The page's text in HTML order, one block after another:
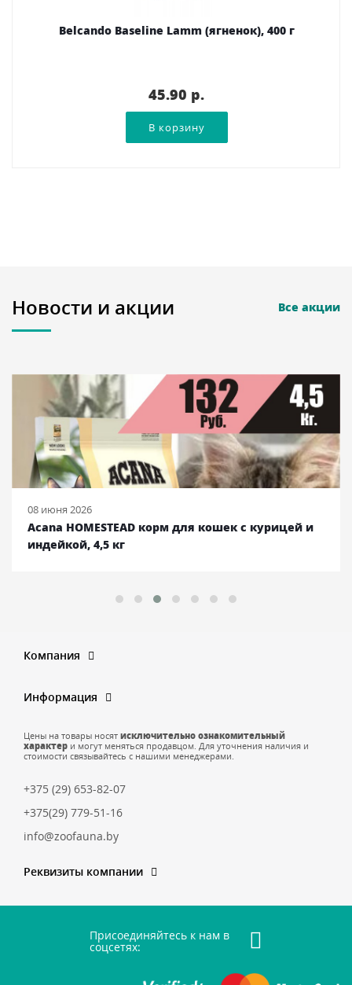
Belcando Baseline Lamm (ягненок), 400 г
45.90 p.
Новости и акции Все акции
25 сентября 2025
Ambrosia корм для собак с курицей и лососем,
12 кг
Компания
Информация
Цены на товары носят исключительно ознакомительный
характер и могут меняться продавцом. Для уточнения наличия и
стоимости связывайтесь с нашими менеджерами.
+375 (29) 653-82-07
+375(29) 779-51-16
info@zoofauna.by
Реквизиты компании
Присоединяйтесь к нам в
соцсетях: